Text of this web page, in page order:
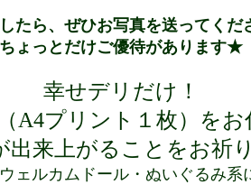
たら、ぜひお写真を送ってくだ
ちょっとだけご優待があります★
幸せデリだけ！
A4プリント１枚）をお
出来上がることをお祈
ェルカムドール・ぬいぐるみ系